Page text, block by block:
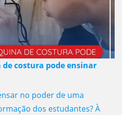
costura pode ensinar
no poder de uma
dos estudantes? À